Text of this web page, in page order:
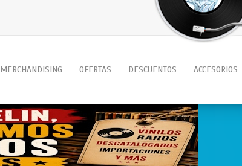
MERCHANDISING OFERTAS DESCUENTOS ACCESORIOS